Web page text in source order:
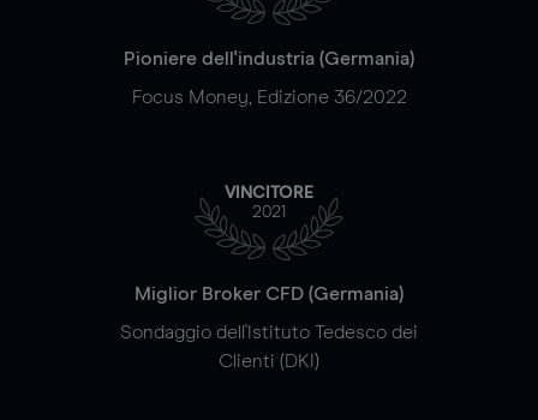
Pioniere dell'industria (Germania)
Focus Money, Edizione 36/2022
VINCITORE
2021
Miglior Broker CFD (Germania)
Sondaggio dell'Istituto Tedesco dei
Clienti (DKI)